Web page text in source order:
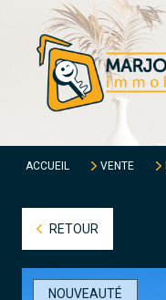
ACCUEIL VENTE
RETOUR
NOUVEAUTÉ